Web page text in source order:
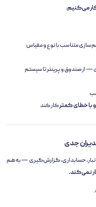
می‌کنیم.
متناسب با نوع و مقیاس
— از صندوق و پرینتر تا سیستم
با خطای کمترکار کند
جدی
حسابداری، گزارش‌گیری — به هم
نمی‌کند.